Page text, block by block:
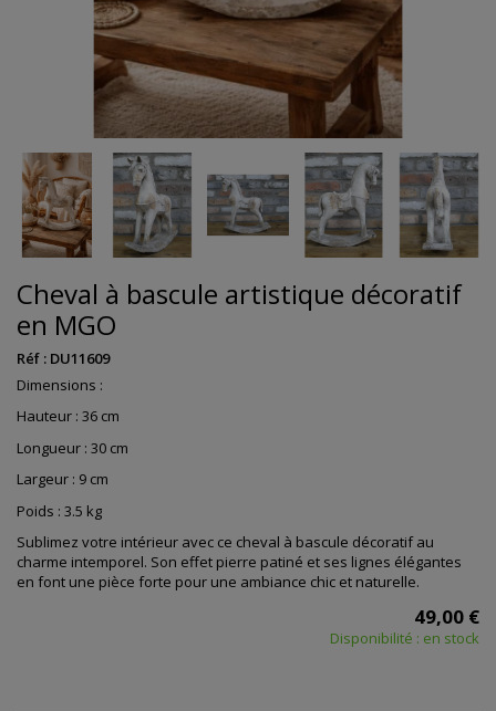
Cheval à bascule artistique décoratif
en MGO
Réf : DU11609
Dimensions :
Hauteur : 36 cm
Longueur : 30 cm
Largeur : 9 cm
Poids : 3.5 kg
Sublimez votre intérieur avec ce cheval à bascule décoratif au
charme intemporel. Son effet pierre patiné et ses lignes élégantes
en font une pièce forte pour une ambiance chic et naturelle.
49,00 €
Disponibilité : en stock